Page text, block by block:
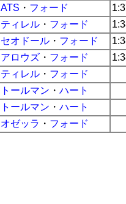
ATS ・ フォード
ティレル ・ フォード
セオドール ・ フォード
アロウズ ・ フォード
ティレル ・ フォード
トールマン ・ ハート
トールマン ・ ハート
オゼッラ ・ フォード